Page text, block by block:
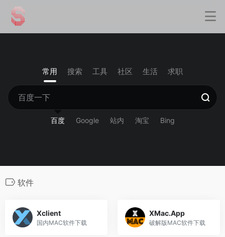
常用 搜索 工具 社区 生活 求职
百度 Google 站内 淘宝 Bing
软件
Xclient
国内MAC软件下载
XMac.App
破解版MAC软件下载